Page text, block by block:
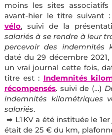
moins les sites
avant-hier le titre suivant :
vélo, suivi de la
salariés à se rendre à leur
percevoir des indemnités
daté du 29 décembre
un vrai journal cette fois,
titre est : Indemnités
récompensés. suivi de (…)
indemnités kilométriques
salariés.
➡ L’IKV a été instituée le
était de 25 € du km,